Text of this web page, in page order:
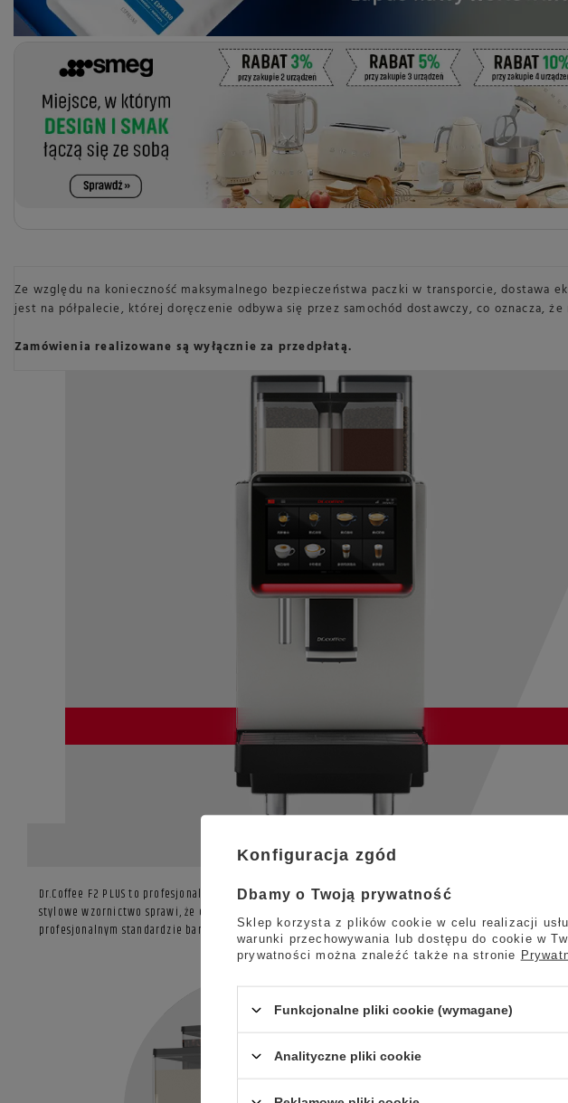
Ze względu na konieczność maksymalnego bezpieczeństwa paczki w transporcie, dostawa
jest na półpalecie, której doręczenie odbywa się przez samochód dostawczy, co oznacza,
Zamówienia realizowane są wyłącznie za przedpłatą.
Dr.Coffee F2 PLUS to profesjonalny, w pełni automatyczy ekspres do kawy, który sprawdzi się
stylowe wzornictwo sprawi, że ekspres Dr.Coffee F2 PLUS
świetnie wpisze się w każde miejsce. W
profesjonalnym standardzie baristy. W odróżnieniu od modelu F2 ekspres Dr.Coffee F2 PLUS posiada2
Konfiguracja zgód
Dbamy o Twoją prywatność
Sklep korzysta z plików cookie w celu realizacji
warunki przechowywania lub dostępu do cookie w
prywatności można znaleźć także na stronie
Funkcjonalne pliki cookie (wymagane)
Analityczne pliki cookie